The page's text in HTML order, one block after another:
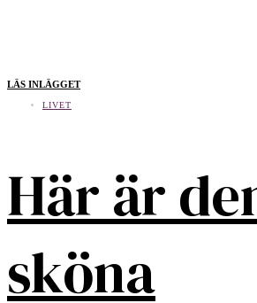
LÄS INLÄGGET
LIVET
Här är
sköna